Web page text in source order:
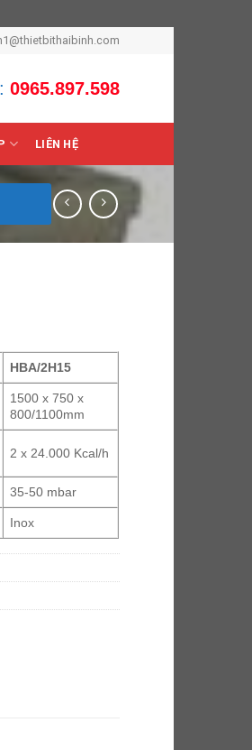
0965.897.598
LIÊN HỆ
HBA/2H15
1500 x 750 x
800/1100mm
2 x 24.000 Kcal/h
35-50 mbar
Inox